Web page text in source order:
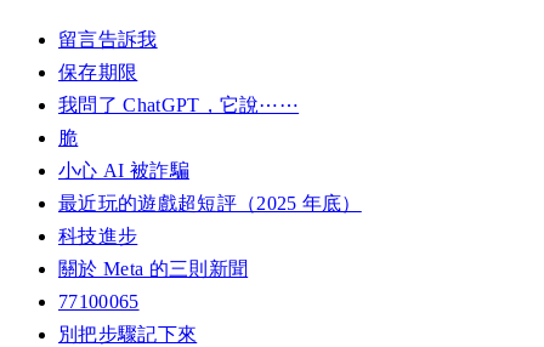
留言告訴我
保存期限
我問了 ChatGPT，它說⋯⋯
脆
小心 AI 被詐騙
最近玩的遊戲超短評（2025 年底）
科技進步
關於 Meta 的三則新聞
77100065
別把步驟記下來